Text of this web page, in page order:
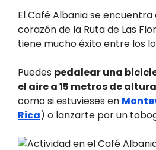
El Café Albania se encuentra
corazón de la Ruta de Las
tiene mucho éxito entre los
Puedes pedalear una
el aire a 15 metros de altura
como si estuvieses en
Rica) o lanzarte por un